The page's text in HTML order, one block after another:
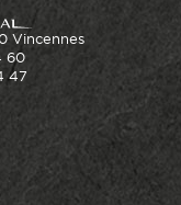
Vincennes
60
47